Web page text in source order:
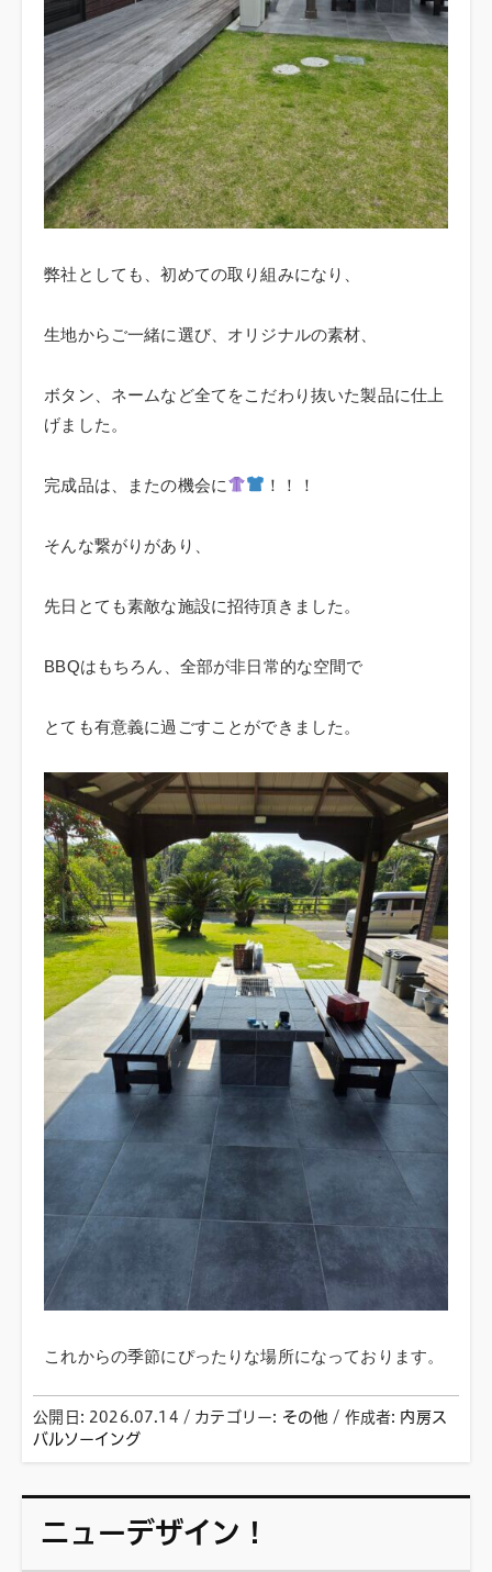
弊社としても、初めての取り組みになり、
生地からご一緒に選び、オリジナルの素材、
ボタン、ネームなど全てをこだわり抜いた製品に仕上
げました。
完成品は、またの機会に ！！！
そんな繋がりがあり、
先日とても素敵な施設に招待頂きました。
BBQはもちろん、全部が非日常的な空間で
とても有意義に過ごすことができました。
これからの季節にぴったりな場所になっております。
公開日: 2026.07.14 / カテゴリー: その他 / 作成者: 内房ス
バルソーイング
ニューデザイン！